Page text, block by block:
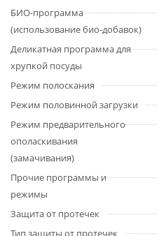
БИО-программа
(использование био-добавок)
Деликатная программа для
хрупкой посуды
Режим полоскания
Режим половинной загрузки
Режим предварительного
ополаскивания
(замачивания)
Прочие программы и
режимы
Защита от протечек
Тип защиты от протечек